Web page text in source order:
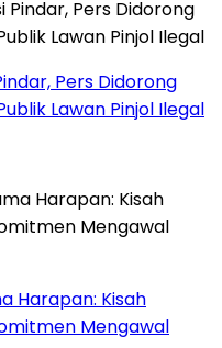
Pers Didorong
Lawan Pinjol Ilegal
Harapan: Kisah
Mengawal